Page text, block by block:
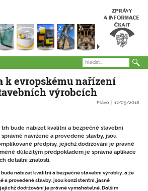
k evropskému nařízení
výrobcích
17/05/2018
Právo
bude nabízet kvalitní a bezpečné stavební
navržené a provedené stavby, jsou
předpisy, jejichž dodržování je právně
důležitým předpokladem je správná aplikace
detailní znalosti.
nabízet kvalitní a bezpečné stavební výrobky, a že
a provedené stavby, jsou konzistentní, jasné
dodržování je právně vymahatelné. Dalším